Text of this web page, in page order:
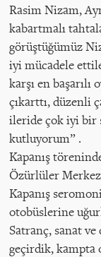
Rasim Nizam,
kabartmalı
görüştüğümüz
iyi mücadele
karşı en
çıkarttı, düzenli
ileride çok iyi bir
kutluyorum” .
Kapanış
Özürlüler
Kapanış
otobüslerine
Satranç, sanat
geçirdik, kampta